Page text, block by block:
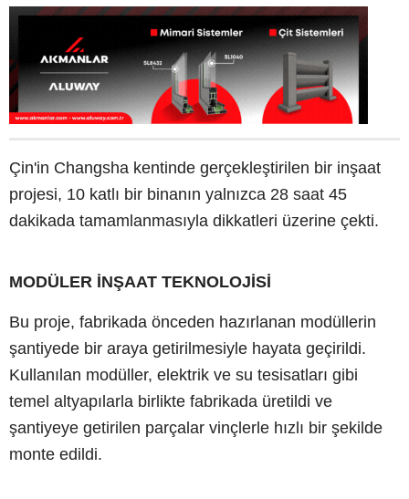
Çin'in Changsha kentinde gerçekleştirilen bir inşaat
projesi, 10 katlı bir binanın yalnızca 28 saat 45
dakikada tamamlanmasıyla dikkatleri üzerine çekti.
MODÜLER İNŞAAT TEKNOLOJİSİ
Bu proje, fabrikada önceden hazırlanan modüllerin
şantiyede bir araya getirilmesiyle hayata geçirildi.
Kullanılan modüller, elektrik ve su tesisatları gibi
temel altyapılarla birlikte fabrikada üretildi ve
şantiyeye getirilen parçalar vinçlerle hızlı bir şekilde
monte edildi.